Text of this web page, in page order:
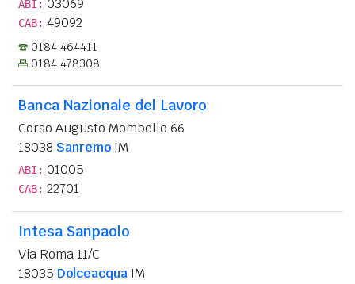
ABI: 03069
CAB: 49092
0184 464411
0184 478308
Banca Nazionale del Lavoro
Corso Augusto Mombello 66
18038 Sanremo IM
ABI: 01005
CAB: 22701
Intesa Sanpaolo
Via Roma 11/C
18035 Dolceacqua IM